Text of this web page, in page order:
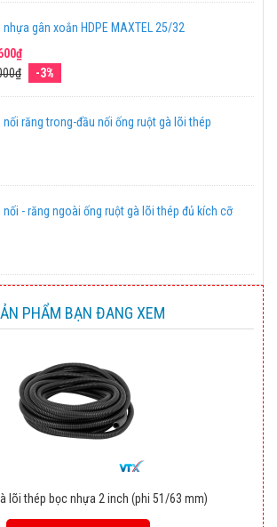
nhựa gân xoắn HDPE MAXTEL 25/32
-3%
nối răng trong-đầu nối ống ruột gà lõi thép
nối - răng ngoài ống ruột gà lõi thép đủ kích cỡ
PHẨM BẠN ĐANG XEM
lõi thép bọc nhựa 2 inch (phi 51/63 mm)